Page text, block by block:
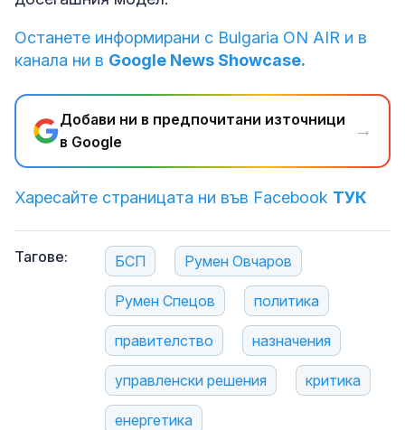
Останете информирани с Bulgaria ON AIR и в
канала ни в Google News Showcase.
Добави ни в предпочитани източници
в Google
→
Харесайте страницата ни във Facebook ТУК
Тагове: БСП Румен Овчаров
Румен Спецов политика
правителство назначения
управленски решения критика
енергетика